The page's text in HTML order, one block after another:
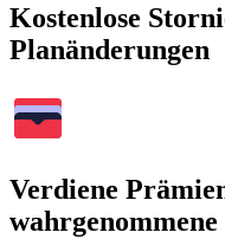
Kostenlose
Planänderungen
Verdiene